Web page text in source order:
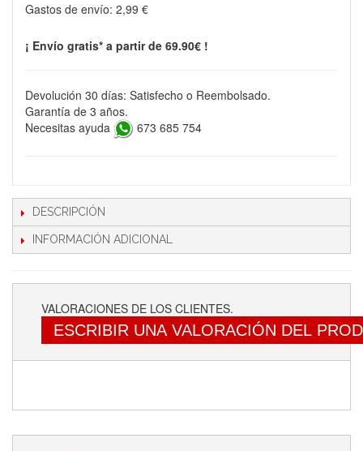
Gastos de envío: 2,99 €
¡ Envío gratis* a partir de 69.90€ !
Devolución 30 días: Satisfecho o Reembolsado.
Garantía de 3 años.
Necesitas ayuda
673 685 754
DESCRIPCIÓN
INFORMACIÓN ADICIONAL
VALORACIONES DE LOS CLIENTES.
ESCRIBIR UNA VALORACIÓN DEL